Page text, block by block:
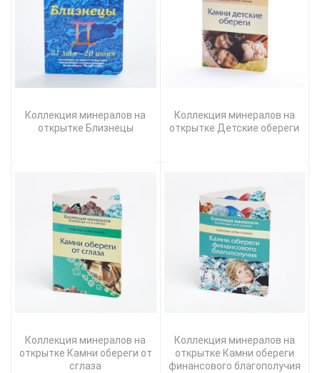
Коллекция минералов на
открытке Близнецы
Коллекция минералов на
открытке Детские обереги
Коллекция минералов на
открытке Камни обереги от
сглаза
Коллекция минералов на
открытке Камни обереги
финансового благополучия